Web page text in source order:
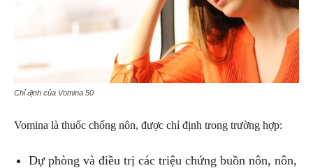
Chỉ định của Vomina 50
Vomina là thuốc chống nôn, được chỉ định trong trường hợp:
Dự phòng và điều trị các triệu chứng buồn nôn, nôn,